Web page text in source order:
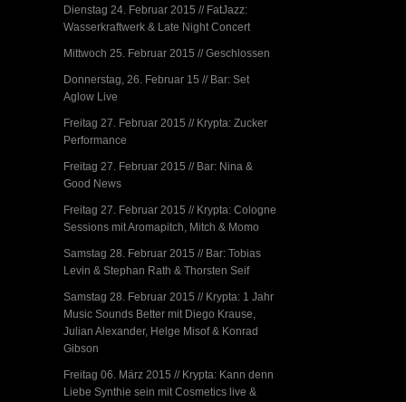
Dienstag 24. Februar 2015 // FatJazz:
Wasserkraftwerk & Late Night Concert
Mittwoch 25. Februar 2015 // Geschlossen
Donnerstag, 26. Februar 15 // Bar: Set
Aglow Live
Freitag 27. Februar 2015 // Krypta: Zucker
Performance
Freitag 27. Februar 2015 // Bar: Nina &
Good News
Freitag 27. Februar 2015 // Krypta: Cologne
Sessions mit Aromapitch, Mitch & Momo
Samstag 28. Februar 2015 // Bar: Tobias
Levin & Stephan Rath & Thorsten Seif
Samstag 28. Februar 2015 // Krypta: 1 Jahr
Music Sounds Better mit Diego Krause,
Julian Alexander, Helge Misof & Konrad
Gibson
Freitag 06. März 2015 // Krypta: Kann denn
Liebe Synthie sein mit Cosmetics live &